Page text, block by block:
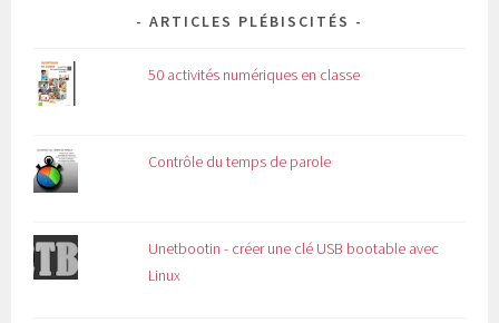
ARTICLES PLÉBISCITÉS
50 activités numériques en classe
Contrôle du temps de parole
Unetbootin - créer une clé USB bootable avec
Linux